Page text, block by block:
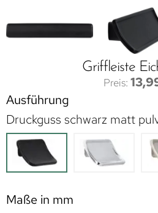
Griffleiste
Ausführung
Druckguss schwarz matt
Maße in mm